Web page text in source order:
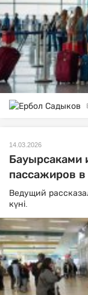
14.03.2026
Бауырсаками
пассажиров
Ведущий
күні.